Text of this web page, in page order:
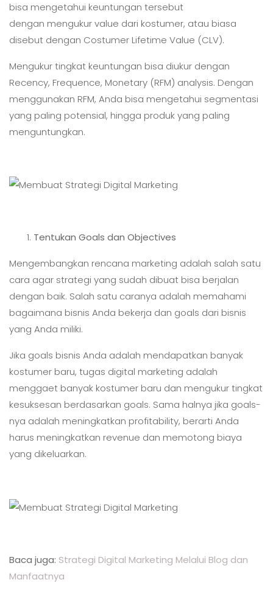
bisa mengetahui keuntungan tersebut
dengan mengukur value dari kostumer, atau biasa
disebut dengan Costumer Lifetime Value (CLV).
Mengukur tingkat keuntungan bisa diukur dengan
Recency, Frequence, Monetary (RFM) analysis. Dengan
menggunakan RFM, Anda bisa mengetahui segmentasi
yang paling potensial, hingga produk yang paling
menguntungkan.
Tentukan Goals dan Objectives
Mengembangkan rencana marketing adalah salah satu
cara agar strategi yang sudah dibuat bisa berjalan
dengan baik. Salah satu caranya adalah memahami
bagaimana bisnis Anda bekerja dan goals dari bisnis
yang Anda miliki.
Jika goals bisnis Anda adalah mendapatkan banyak
kostumer baru, tugas digital marketing adalah
menggaet banyak kostumer baru dan mengukur tingkat
kesuksesan berdasarkan goals. Sama halnya jika goals-
nya adalah meningkatkan profitability, berarti Anda
harus meningkatkan revenue dan memotong biaya
yang dikeluarkan.
Baca juga: Strategi Digital Marketing Melalui Blog dan
Manfaatnya